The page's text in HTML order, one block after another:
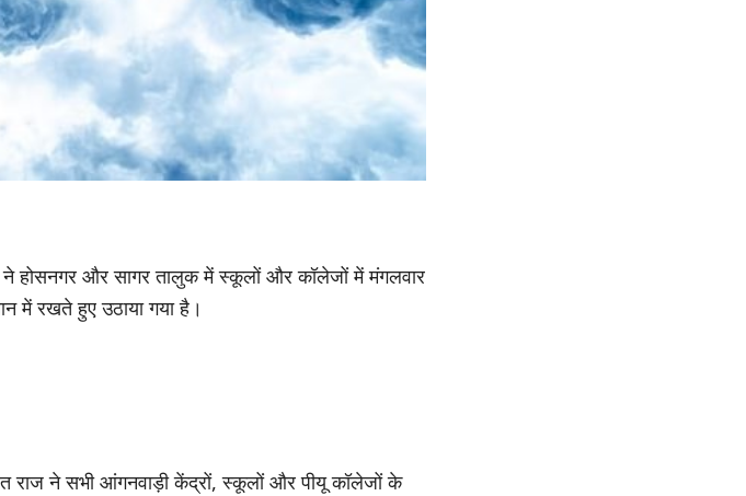
ने होसनगर और सागर तालुक में स्कूलों और कॉलेजों में मंगलवार
में रखते हुए उठाया गया है।
राज ने सभी आंगनवाड़ी केंद्रों, स्कूलों और पीयू कॉलेजों के